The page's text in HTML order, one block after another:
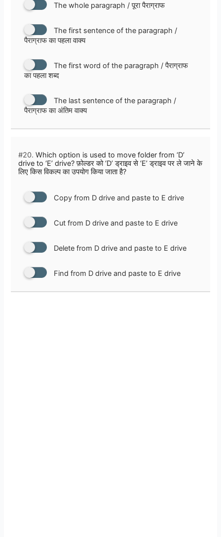
The whole paragraph / पूरा पैराग्राफ
The first sentence of the paragraph /
पैराग्राफ का पहला वाक्य
The first word of the paragraph / पैराग्राफ
का पहला शब्द
The last sentence of the paragraph /
पैराग्राफ का अंतिम वाक्य
#20. Which option is used to move folder from ‘D’
drive to ‘E’ drive? फ़ोल्डर को ‘D’ ड्राइव से ‘E’ ड्राइव पर ले जाने के
लिए किस विकल्प का उपयोग किया जाता है?
Copy from D drive and paste to E drive
Cut from D drive and paste to E drive
Delete from D drive and paste to E drive
Find from D drive and paste to E drive